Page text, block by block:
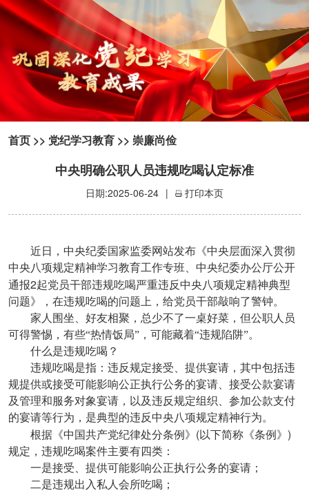
首页 >> 党纪学习教育 >> 崇廉尚俭
中央明确公职人员违规吃喝认定标准
日期:2025-06-24 | 打印本页
近日，中央纪委国家监委网站发布《中央层面深入贯彻
中央八项规定精神学习教育工作专班、中央纪委办公厅公开
通报2起党员干部违规吃喝严重违反中央八项规定精神典型
问题》，在违规吃喝的问题上，给党员干部敲响了警钟。
家人围坐、好友相聚，总少不了一桌好菜，但公职人员
可得警惕，有些“热情饭局”，可能藏着“违规陷阱”。
什么是违规吃喝？
违规吃喝是指：违反规定接受、提供宴请，其中包括违
规提供或接受可能影响公正执行公务的宴请、接受公款宴请
及管理和服务对象宴请，以及违反规定组织、参加公款支付
的宴请等行为，是典型的违反中央八项规定精神行为。
根据《中国共产党纪律处分条例》 (以下简称《条例》 )
规定，违规吃喝案件主要有四类：
一是接受、提供可能影响公正执行公务的宴请；
二是违规出入私人会所吃喝；